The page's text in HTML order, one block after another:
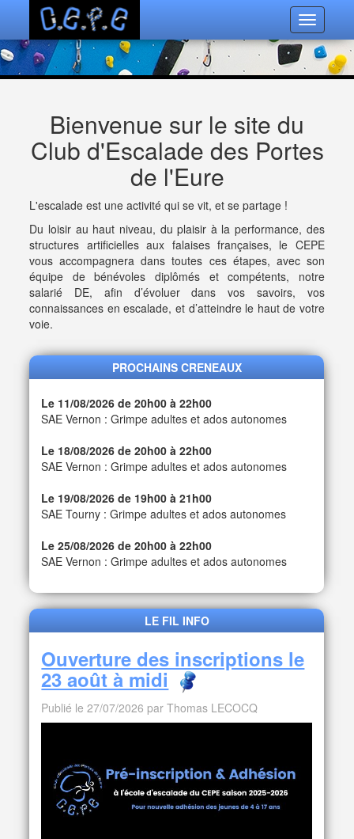
Toggle
Bienvenue sur le site du
Club d'Escalade des Portes
de l'Eure
L'escalade est une activité qui se vit, et se partage !
Du loisir au haut niveau, du plaisir à la performance, des
structures artificielles aux falaises françaises, le CEPE
vous accompagnera dans toutes ces étapes, avec son
équipe de bénévoles diplômés et compétents, notre
salarié DE, afin d’évoluer dans vos savoirs, vos
connaissances en escalade, et d’atteindre le haut de votre
voie.
PROCHAINS CRENEAUX
Le 11/08/2026 de 20h00 à 22h00
SAE Vernon : Grimpe adultes et ados autonomes
Le 18/08/2026 de 20h00 à 22h00
SAE Vernon : Grimpe adultes et ados autonomes
Le 19/08/2026 de 19h00 à 21h00
SAE Tourny : Grimpe adultes et ados autonomes
Le 25/08/2026 de 20h00 à 22h00
SAE Vernon : Grimpe adultes et ados autonomes
LE FIL INFO
Ouverture des inscriptions le
23 août à midi
Publié le 27/07/2026 par Thomas LECOCQ